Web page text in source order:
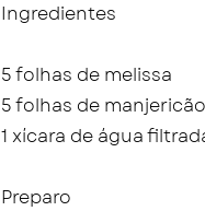
Ingredientes
5 folhas de melissa
5 folhas de manjericão
1 xícara de água
Preparo